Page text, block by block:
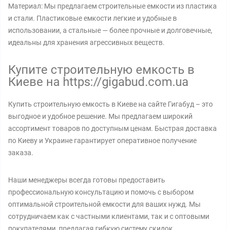
Материал: Мы предлагаем строительные емкости из пластика
и стали. Пластиковые емкости легкие и удобные в
использовании, а стальные — более прочные и долговечные,
идеальны для хранения агрессивных веществ.
Купите строительную емкость в
Киеве на https://gigabud.com.ua
Купить строительную емкость в Киеве на сайте Гигабуд – это
выгодное и удобное решение. Мы предлагаем широкий
ассортимент товаров по доступным ценам. Быстрая доставка
по Киеву и Украине гарантирует оперативное получение
заказа.
Наши менеджеры всегда готовы предоставить
профессиональную консультацию и помочь с выбором
оптимальной строительной емкости для ваших нужд. Мы
сотрудничаем как с частными клиентами, так и с оптовыми